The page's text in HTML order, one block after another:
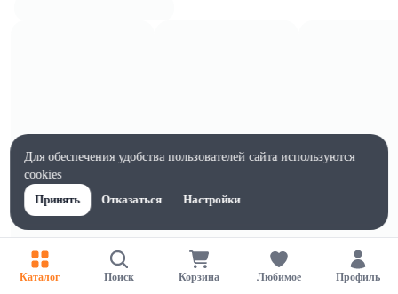
Каталог Поиск Корзина Любимое Профиль
Для обеспечения удобства пользователей сайта используются
cookies
Принять
Отказаться Настройки